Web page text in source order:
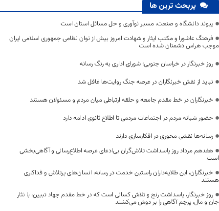
پربحث ترین ها
پیوند دانشگاه و صنعت، مسیر نوآوری و حل مسائل استان است
فرهنگ عاشورا و مکتب ایثار و شهادت امروز بیش از توان نظامی جمهوری اسلامی ایران
موجب هراس دشمنان شده است
روز خبرنگار در خراسان جنوبی؛ شورای اداری به رنگ رسانه
نباید از نقش خبرنگاران در عرصه جنگ روایت‌ها غافل شد
خبرنگاران در خط مقدم جامعه و حلقه ارتباطی میان مردم و مسئولان هستند
حضور شبانه مردم در اجتماعات مردمی تا اطلاع ثانوی ادامه دارد
رسانه‌ها نقشی محوری در افکارسازی دارند
هفدهم مرداد روز پاسداشت تلاش‌گران بی‌ادعای عرصه اطلاع‌رسانی و آگاهی‌بخشی
است
خبرنگاران، این طلایه‌داران راستین خدمت در رسانه، انسان‌های پرتلاش و فداکاری
هستند
روز خبرنگار، پاسداشت رنج و تلاش کسانی است که در خط مقدم جهاد تبیین، با نثار
جان و مال، پرچم آگاهی را بر دوش می‌کشند